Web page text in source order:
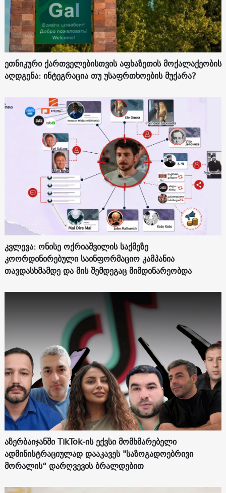
ეთნიკური ქართველებისთვის აფხაზეთის მოქალაქეობის
აღდგენა: ინტეგრაცია თუ უსაფრთხოების მუქარა?
კვლევა: ონისე ოქრიაშვილის საქმეზე
კოორდინირებული საინფორმაციო კამპანია
თავდასხმამდე და მის შემდეგაც მიმდინარეობდა
აზერბაიჯანში TikTok-ის ექვსი მომხმარებელი
ადმინისტრაციულად დააკავეს "საზოგადოებრივი
მორალის“ დარღვევის ბრალდებით